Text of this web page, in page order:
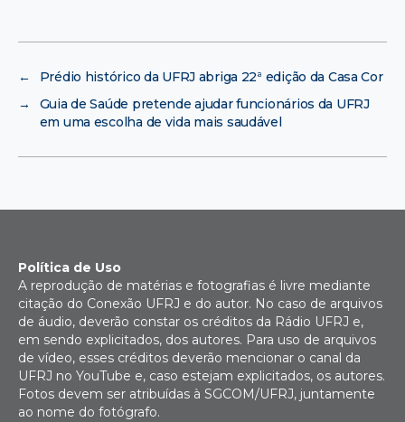
←
Prédio histórico da UFRJ abriga 22ª edição da Casa Cor
→
Guia de Saúde pretende ajudar funcionários da UFRJ
em uma escolha de vida mais saudável
Política de Uso
A reprodução de matérias e fotografias é livre mediante
citação do Conexão UFRJ e do autor. No caso de arquivos
de áudio, deverão constar os créditos da Rádio UFRJ e,
em sendo explicitados, dos autores. Para uso de arquivos
de vídeo, esses créditos deverão mencionar o canal da
UFRJ no YouTube e, caso estejam explicitados, os autores.
Fotos devem ser atribuídas à SGCOM/UFRJ, juntamente
ao nome do fotógrafo.